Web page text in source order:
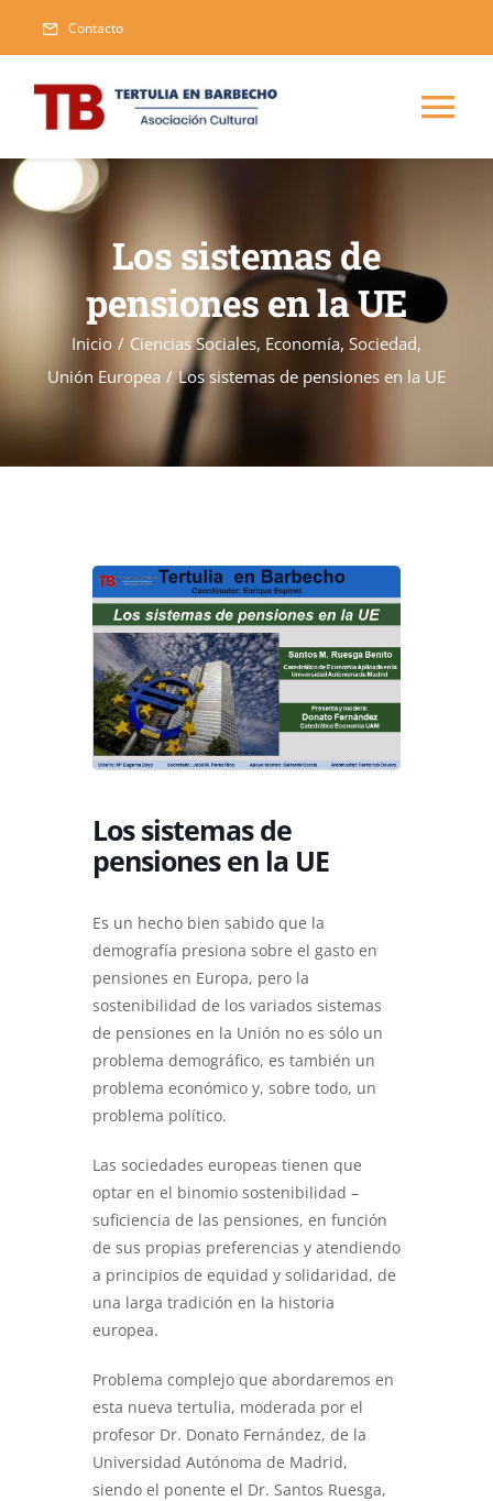
contenido
Contacto
Eventos
Publicaciones Nueva
Los sistemas de
pensiones en la UE
Inicio / Ciencias Sociales, Economía, Sociedad,
Unión Europea / Los sistemas de pensiones en la UE
Los sistemas de
pensiones en la UE
Es un hecho bien sabido que la
demografía presiona sobre el gasto en
pensiones en Europa, pero la
sostenibilidad de los variados sistemas
de pensiones en la Unión no es sólo un
problema demográfico, es también un
problema económico y, sobre todo, un
problema político.
Las sociedades europeas tienen que
optar en el binomio sostenibilidad –
suficiencia de las pensiones, en función
de sus propias preferencias y atendiendo
a principios de equidad y solidaridad, de
una larga tradición en la historia
europea.
Problema complejo que abordaremos en
esta nueva tertulia, moderada por el
profesor Dr. Donato Fernández, de la
Universidad Autónoma de Madrid,
siendo el ponente el Dr. Santos Ruesga,